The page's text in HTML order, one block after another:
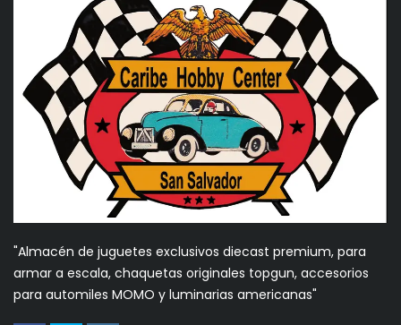
"Almacén de juguetes exclusivos diecast premium, para
armar a escala, chaquetas originales topgun, accesorios
para automiles MOMO y luminarias americanas"